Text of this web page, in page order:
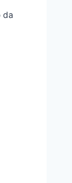
da